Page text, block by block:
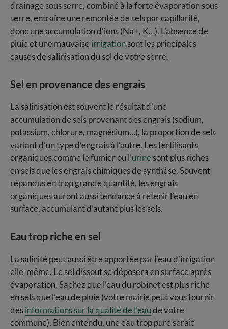
drainage sous serre, combiné à la forte évaporation sous
serre, entraîne une remontée de sels par capillarité,
donc une accumulation d’ions (Na+, K…). L’absence de
pluie et une mauvaise irrigationsont les principales
causes de salinisation du sol de votre serre.
Sel en provenance des engrais
La salinisation est souvent le résultat d’une
accumulation de sels provenant des engrais (sodium,
potassium, chlorure, magnésium…), la proportion de sels
variant d’un type d’engrais à l’autre. Les fertilisants
organiques comme le fumier ou l’urinesont plus riches
en sels que les engrais chimiques de synthèse. Souvent
répandus en trop grande quantité, les engrais
organiques auront aussi tendance à retenir l’eau en
surface, accumulant d’autant plus les sels.
Eau trop riche en sel
La salinité peut aussi être apportée par l’eau d’irrigation
elle-même. Le sel dissout se déposera en surface après
évaporation. Sachez que l’eau du robinet est plus riche
en sels que l’eau de pluie (votre mairie peut vous fournir
desinformations sur la qualité de l’eaude votre
commune). Bien entendu, une eau trop pure serait